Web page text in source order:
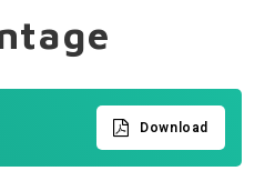
Download